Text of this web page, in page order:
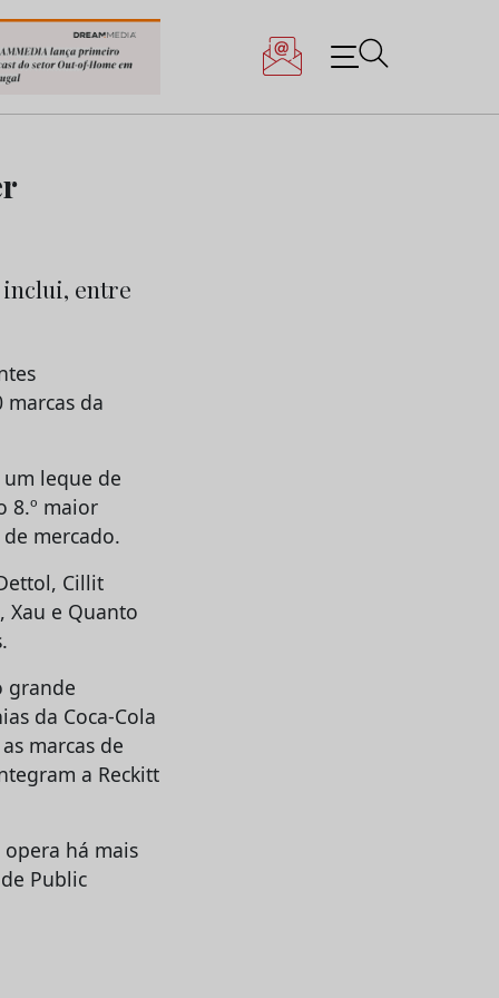
inclui, entre
marcas da
leque de
8.º maior
mercado.
Cillit
Xau e Quanto
grande
da Coca-Cola
marcas de
a Reckitt
há mais
Public